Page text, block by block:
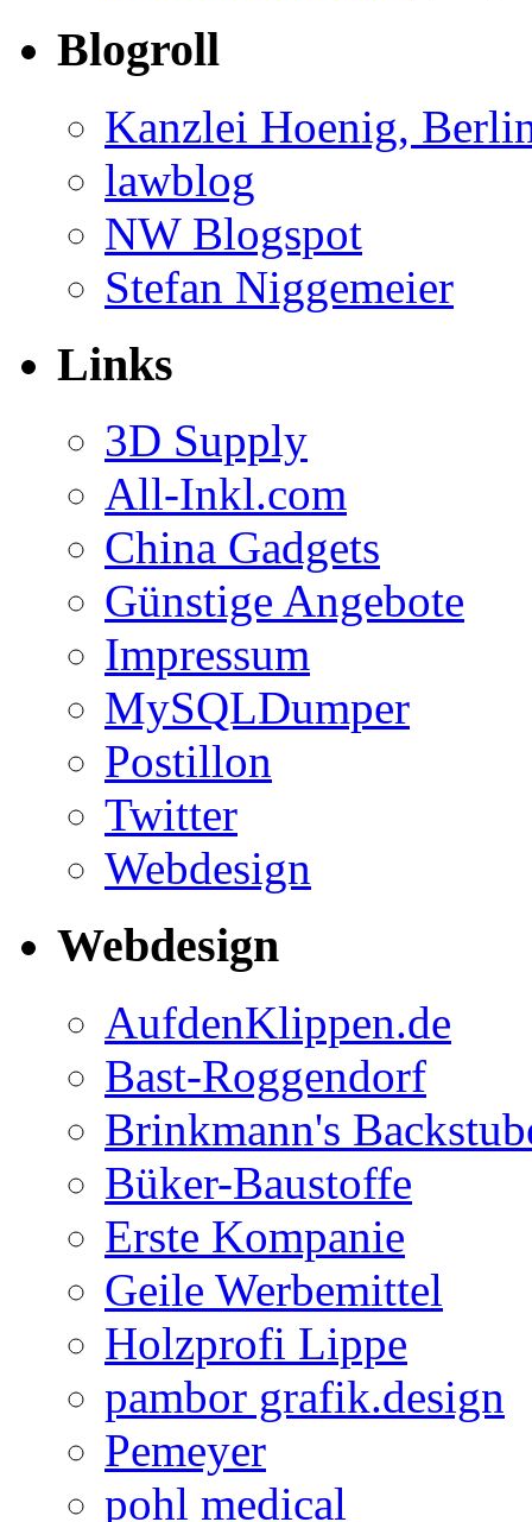
Blogroll
Kanzlei Hoenig,
lawblog
NW Blogspot
Stefan Niggemeier
Links
3D Supply
All-Inkl.com
China Gadgets
Günstige Angebote
Impressum
MySQLDumper
Postillon
Twitter
Webdesign
Webdesign
AufdenKlippen.de
Bast-Roggendorf
Brinkmann's
Büker-Baustoffe
Erste Kompanie
Geile Werbemittel
Holzprofi Lippe
pambor grafik.design
Pemeyer
pohl medical